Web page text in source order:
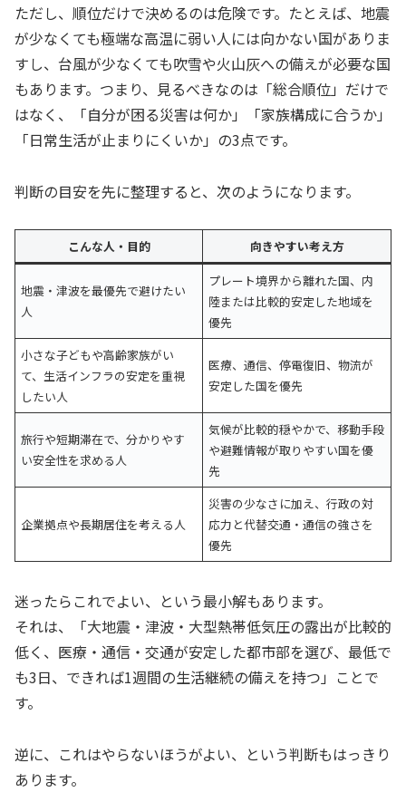
ただし、順位だけで決めるのは危険です。たとえば、地震
が少なくても極端な高温に弱い人には向かない国がありま
すし、台風が少なくても吹雪や火山灰への備えが必要な国
もあります。つまり、見るべきなのは「総合順位」だけで
はなく、「自分が困る災害は何か」「家族構成に合うか」
「日常生活が止まりにくいか」の3点です。
判断の目安を先に整理すると、次のようになります。
こんな人・目的 向きやすい考え方
地震・津波を最優先で避けたい
人
プレート境界から離れた国、内
陸または比較的安定した地域を
優先
小さな子どもや高齢家族がい
て、生活インフラの安定を重視
したい人
医療、通信、停電復旧、物流が
安定した国を優先
旅行や短期滞在で、分かりやす
い安全性を求める人
気候が比較的穏やかで、移動手段
や避難情報が取りやすい国を優
先
企業拠点や長期居住を考える人
災害の少なさに加え、行政の対
応力と代替交通・通信の強さを
優先
迷ったらこれでよい、という最小解もあります。
それは、「大地震・津波・大型熱帯低気圧の露出が比較的
低く、医療・通信・交通が安定した都市部を選び、最低で
も3日、できれば1週間の生活継続の備えを持つ」ことで
す。
逆に、これはやらないほうがよい、という判断もはっきり
あります。